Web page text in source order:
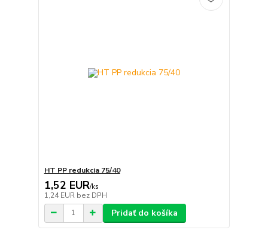
HT PP redukcia 75/40
1,52 EUR/ks
1,24 EUR bez DPH
Pridať do košíka